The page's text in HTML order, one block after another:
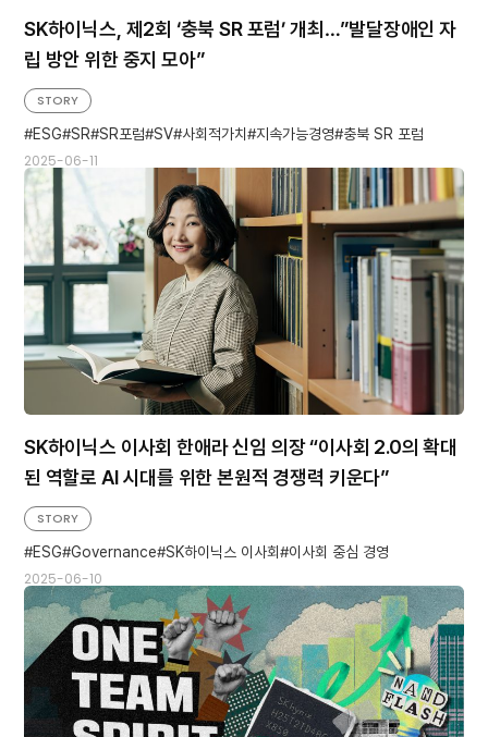
SK하이닉스, 제2회 ‘충북 SR 포럼’ 개최…”발달장애인 자
립 방안 위한 중지 모아”
2025-06-11
STORY
ESG SR SR포럼 SV 사회적가치 지속가능경영 충북 SR 포럼
SK하이닉스 이사회 한애라 신임 의장 “이사회 2.0의 확대
된 역할로 AI 시대를 위한 본원적 경쟁력 키운다”
2025-06-10
STORY
ESG Governance SK하이닉스 이사회 이사회 중심 경영